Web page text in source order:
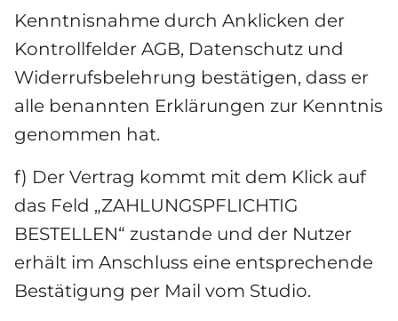
Kenntnisnahme durch Anklicken der
Kontrollfelder AGB, Datenschutz und
Widerrufsbelehrung bestätigen, dass er
alle benannten Erklärungen zur Kenntnis
genommen hat.
f) Der Vertrag kommt mit dem Klick auf
das Feld „ZAHLUNGSPFLICHTIG
BESTELLEN“ zustande und der Nutzer
erhält im Anschluss eine entsprechende
Bestätigung per Mail vom Studio.